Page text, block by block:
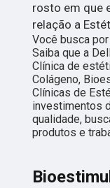
rosto em que
relação a
Você busca
Saiba que a
Clínica de
Colágeno,
Clínicas de
investimentos
qualidade,
produtos e